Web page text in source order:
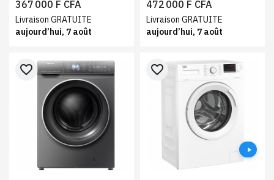
par le haut / noir
367 000 F CFA
Livraison GRATUITE
aujourd’hui, 7 août
Séchage 6 Kg | Classe
d’efficacité énergétique E,
WiFi
472 000 F CFA
Livraison GRATUITE
aujourd’hui, 7 août
favorite_border favorite_border